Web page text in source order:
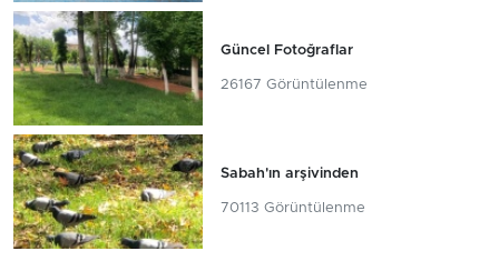
Güncel Fotoğraflar
26167 Görüntülenme
Sabah'ın arşivinden
70113 Görüntülenme